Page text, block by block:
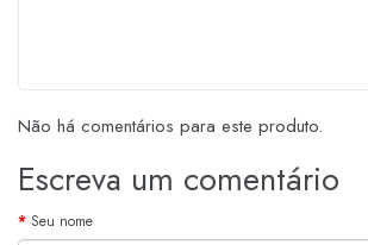
Não há comentários para este produto.
Escreva um comentário
Seu nome